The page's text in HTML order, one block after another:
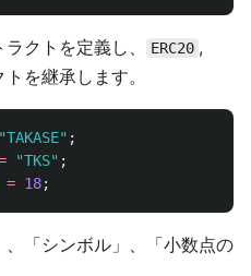
クトを定義し、 ERC20 ,
を継承します。
"TAKASE" ;
"TKS" ;
= 18;
「シンボル」、「小数点の